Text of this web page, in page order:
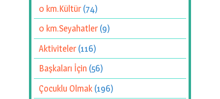
0 km.Kültür(74)
0 km.Seyahatler(9)
Aktiviteler(116)
Başkaları İçin (56)
Çocuklu Olmak (196)